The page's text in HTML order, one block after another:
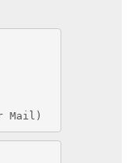
Mail)